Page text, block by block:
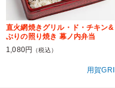
直火網焼きグリル・ド・チキン&
ぶりの照り焼き 幕ノ内弁当
1,080円
（税込）
用賀